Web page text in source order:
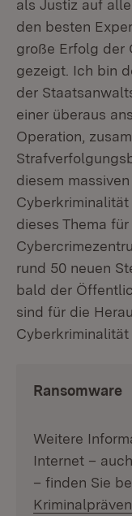
als Justiz auf
den besten
große Erfolg der
gezeigt. Ich bin
der
einer überaus
Operation,
diesem
dieses Thema
rund 50 neuen
bald der
sind für die
Cyberkriminalität
Ransomware
Weitere
Internet –
– finden Sie